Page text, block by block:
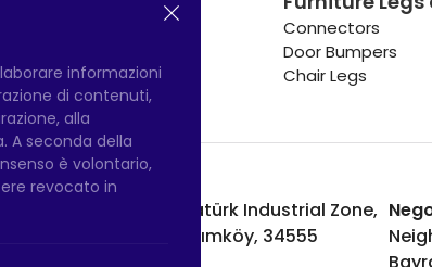
Connectors
Door Bumpers
Chair Legs
di Hadımköy:
Atatürk Industrial Zone,
Street, No:11 Hadımköy, 34555
informazioni
di contenuti,
alla
A seconda della
è volontario,
revocato in